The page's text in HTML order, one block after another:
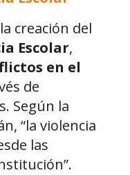
creación del
Escolar,
en el
de
Según la
“la violencia
las